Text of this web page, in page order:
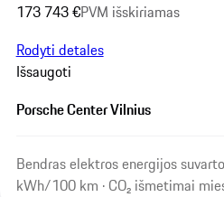
173 743 €PVM išskiriamas
Rodyti detales
Išsaugoti
Porsche Center Vilnius
Bendras elektros energijos
kWh/100 km · CO₂ išmetimai